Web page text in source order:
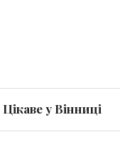
Цікаве у Вінниці